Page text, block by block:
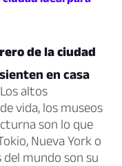
de la ciudad
en casa
Los altos
vida, los museos
son lo que
Nueva York o
mundo son su